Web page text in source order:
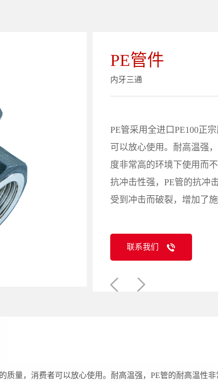
PE管件
内牙三通
PE管采用全进口PE100正
可以放心使用。耐高温强
度非常高的环境下使用而
抗冲击性强，PE管的抗冲
受到冲击而破裂，增加了
联系我们
质量，消费者可以放心使用。耐高温强，PE管的耐高温性